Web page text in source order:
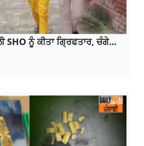
SHO ਨੂੰ ਕੀਤਾ ਗ੍ਰਿਫਤਾਰ, ਚੰਗੇ...